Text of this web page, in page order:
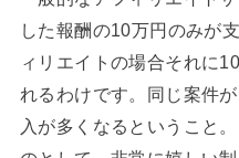
した報酬の10万円のみが
ィリエイトの場合それに
れるわけです。同じ案件
入が多くなるということ